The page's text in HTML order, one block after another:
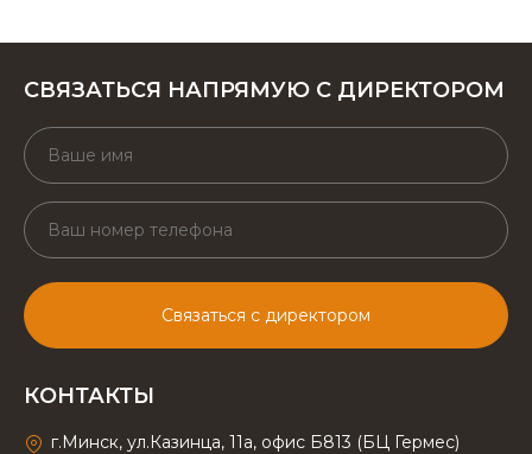
КОНТАКТЫ
г.Минск, ул.Казинца, 11а, офис Б813 (БЦ Гермес)
СВЯЗАТЬСЯ НАПРЯМУЮ С ДИРЕКТОРОМ
Связаться с директором